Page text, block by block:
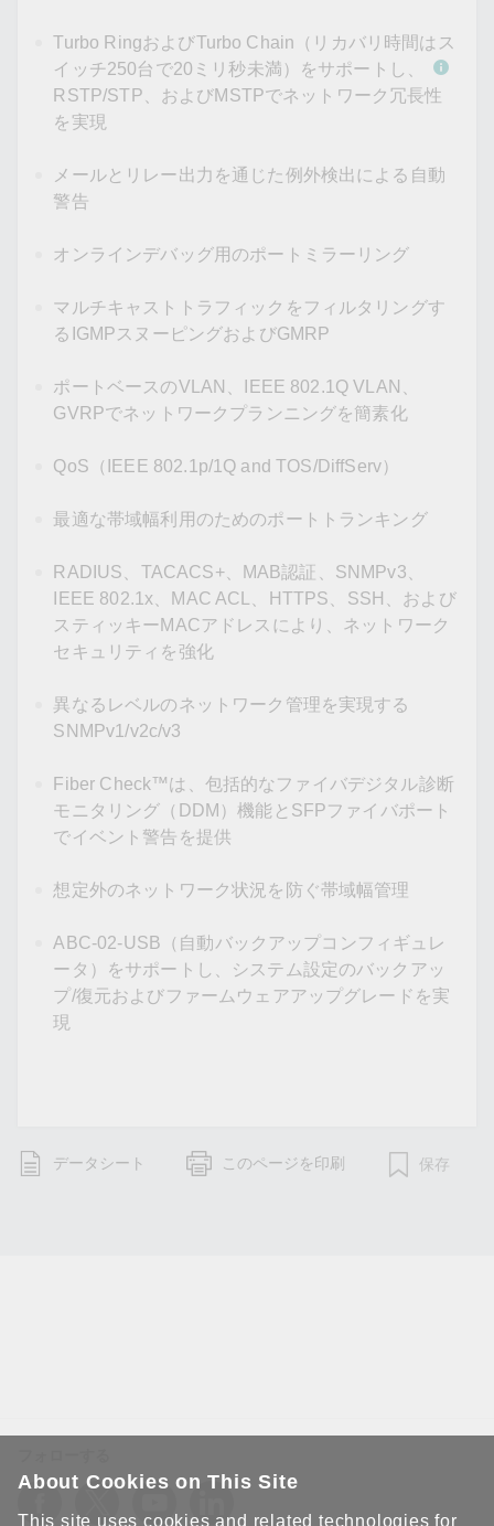
Turbo RingおよびTurbo Chain（リカバリ時間はス
イッチ250台で20ミリ秒未満）をサポートし、
RSTP/STP、およびMSTPでネットワーク冗長性
を実現
メールとリレー出力を通じた例外検出による自動
警告
オンラインデバッグ用のポートミラーリング
マルチキャストトラフィックをフィルタリングす
るIGMPスヌーピングおよびGMRP
ポートベースのVLAN、IEEE 802.1Q VLAN、
GVRPでネットワークプランニングを簡素化
QoS（IEEE 802.1p/1Q and TOS/DiffServ）
最適な帯域幅利用のためのポートトランキング
RADIUS、TACACS+、MAB認証、SNMPv3、
IEEE 802.1x、MAC ACL、HTTPS、SSH、および
スティッキーMACアドレスにより、ネットワーク
セキュリティを強化
異なるレベルのネットワーク管理を実現する
SNMPv1/v2c/v3
Fiber Check™は、包括的なファイバデジタル診断
モニタリング（DDM）機能とSFPファイバポート
でイベント警告を提供
想定外のネットワーク状況を防ぐ帯域幅管理
ABC-02-USB（自動バックアップコンフィギュレ
ータ）をサポートし、システム設定のバックアッ
プ/復元およびファームウェアアップグレードを実
現
データシート このページを印刷 保存
About Cookies on This Site
This site uses cookies and related technologies for